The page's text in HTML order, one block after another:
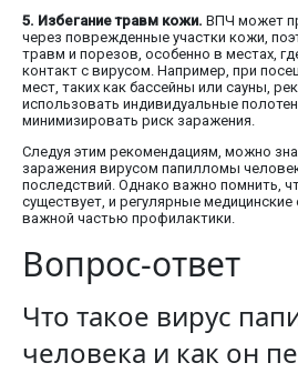
5. Избегание травм кожи. ВПЧ может
через поврежденные участки кожи,
травм и порезов, особенно в местах,
контакт с вирусом. Например, при
мест, таких как бассейны или сауны,
использовать индивидуальные
минимизировать риск заражения.
Следуя этим рекомендациям, можно
заражения вирусом папилломы
последствий. Однако важно помнить,
существует, и регулярные
важной частью профилактики.
Вопрос-ответ
Что такое вирус
человека и как он